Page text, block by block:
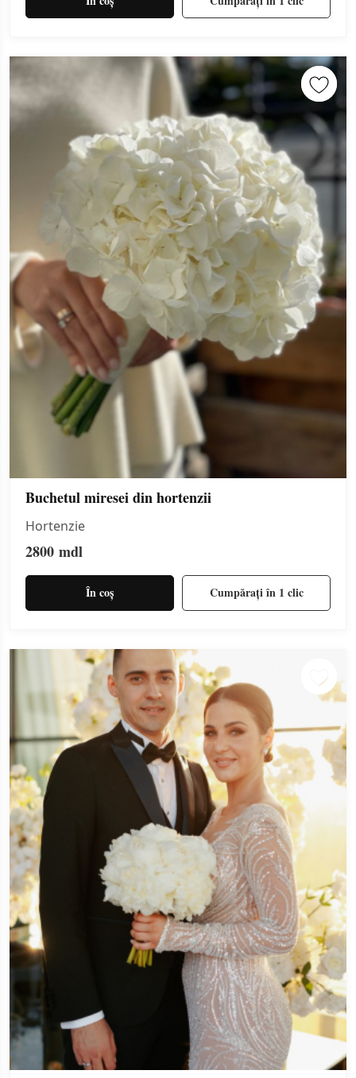
Buchetul miresei din hortenzii
Hortenzie
2800 mdl
În coș Cumpărați în 1 clic